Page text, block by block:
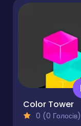
Color Tower
0 (0 Голосів)